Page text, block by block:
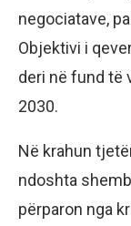
negociatave,
Objektivi i
deri në fund të
2030.
Në krahun
ndoshta
përparon nga